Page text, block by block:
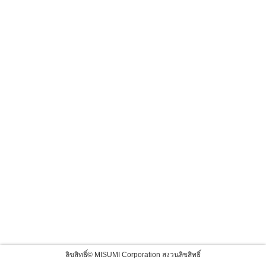
ลิขสิทธิ์© MISUMI Corporation สงวนลิขสิทธิ์